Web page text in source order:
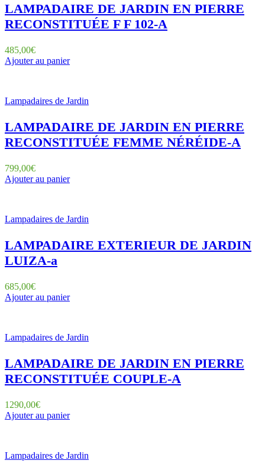
LAMPADAIRE DE JARDIN EN PIERRE
RECONSTITUÉE F F 102-A
485,00€
Ajouter au panier
Lampadaires de Jardin
LAMPADAIRE DE JARDIN EN PIERRE
RECONSTITUÉE FEMME NÉRÉIDE-A
799,00€
Ajouter au panier
Lampadaires de Jardin
LAMPADAIRE EXTERIEUR DE JARDIN
LUIZA-a
685,00€
Ajouter au panier
Lampadaires de Jardin
LAMPADAIRE DE JARDIN EN PIERRE
RECONSTITUÉE COUPLE-A
1290,00€
Ajouter au panier
Lampadaires de Jardin